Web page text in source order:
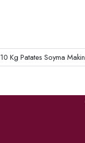
10 Kg Patates Soyma